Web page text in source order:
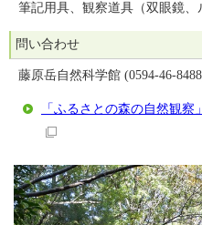
筆記用具、観察道具（双眼鏡、
問い合わせ
藤原岳自然科学館 (0594-46-
「ふるさとの森の自然観